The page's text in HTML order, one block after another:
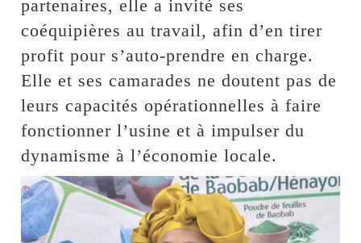
partenaires, elle a invité ses
coéquipières au travail, afin d’en tirer
profit pour s’auto-prendre en charge.
Elle et ses camarades ne doutent pas de
leurs capacités opérationnelles à faire
fonctionner l’usine et à impulser du
dynamisme à l’économie locale.